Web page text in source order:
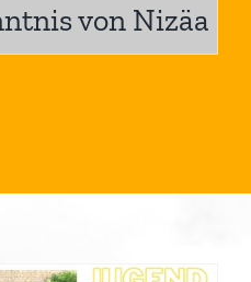
von Nizäa